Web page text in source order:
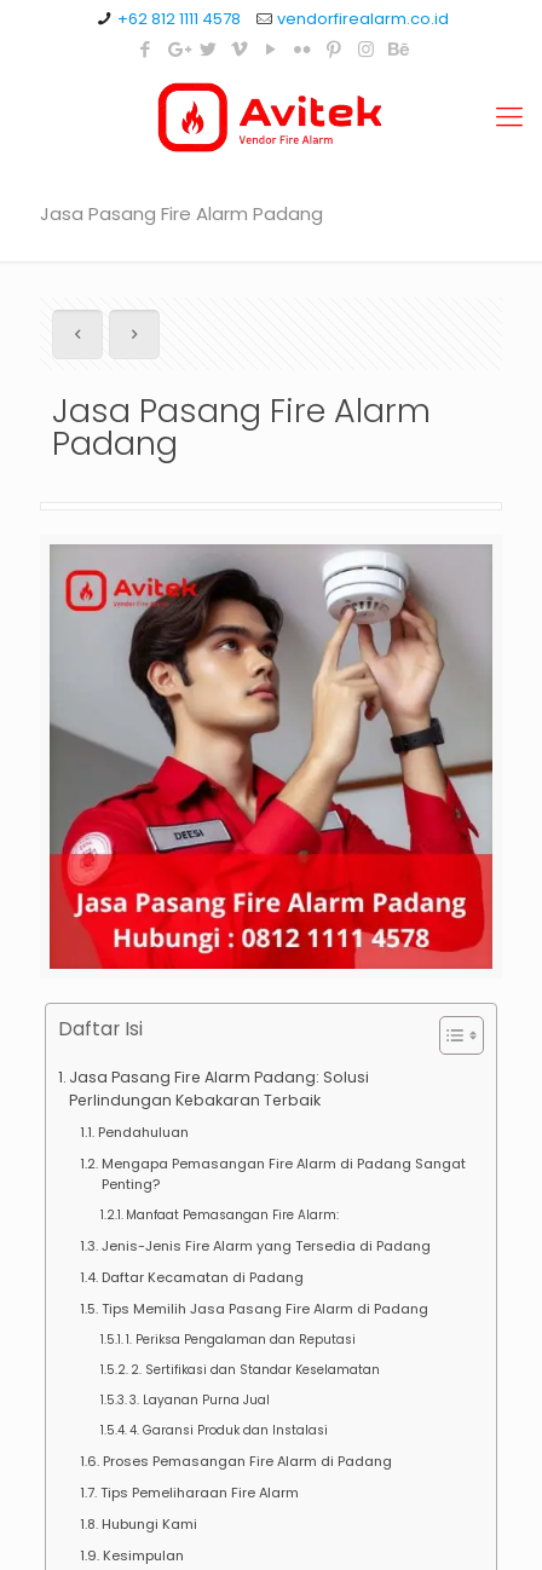
+62 812 1111 4578 vendorfirealarm.co.id
Jasa Pasang Fire Alarm Padang
Jasa Pasang Fire Alarm
Padang
Daftar Isi
Jasa Pasang Fire Alarm Padang: Solusi
Perlindungan Kebakaran Terbaik
Pendahuluan
Mengapa Pemasangan Fire Alarm di Padang Sangat
Penting?
Manfaat Pemasangan Fire Alarm:
Jenis-Jenis Fire Alarm yang Tersedia di Padang
Daftar Kecamatan di Padang
Tips Memilih Jasa Pasang Fire Alarm di Padang
1. Periksa Pengalaman dan Reputasi
2. Sertifikasi dan Standar Keselamatan
3. Layanan Purna Jual
4. Garansi Produk dan Instalasi
Proses Pemasangan Fire Alarm di Padang
Tips Pemeliharaan Fire Alarm
Hubungi Kami
Kesimpulan